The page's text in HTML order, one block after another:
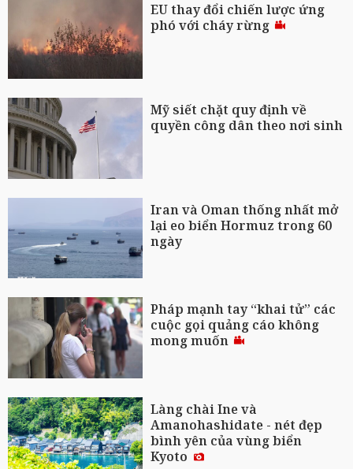
EU thay đổi chiến lược ứng
phó với cháy rừng
Mỹ siết chặt quy định về
quyền công dân theo nơi sinh
Iran và Oman thống nhất mở
lại eo biển Hormuz trong 60
ngày
Pháp mạnh tay “khai tử” các
cuộc gọi quảng cáo không
mong muốn
Làng chài Ine và
Amanohashidate - nét đẹp
bình yên của vùng biển
Kyoto